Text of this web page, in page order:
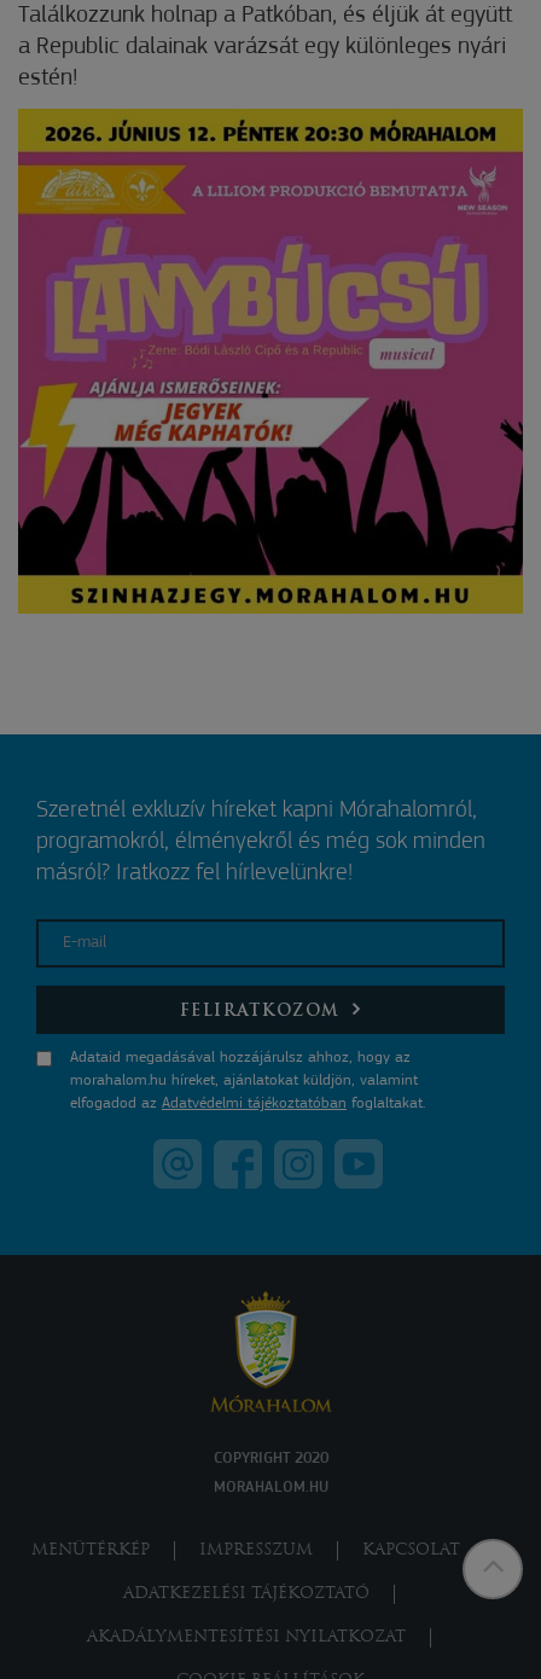
Találkozzunk holnap a Patkóban, és éljük át együtt
a Republic dalainak varázsát egy különleges nyári
estén!
Szeretnél exkluzív híreket kapni Mórahalomról,
programokról, élményekről és még sok minden
másról? Iratkozz fel hírlevelünkre!
E-mail
FELIRATKOZOM
Adataid megadásával hozzájárulsz ahhoz, hogy az
morahalom.hu híreket, ajánlatokat küldjön, valamint
elfogadod az Adatvédelmi tájékoztatóban foglaltakat.
COPYRIGHT 2020
MORAHALOM.HU
MENÜTÉRKÉP IMPRESSZUM KAPCSOLAT
ADATKEZELÉSI TÁJÉKOZTATÓ
AKADÁLYMENTESÍTÉSI NYILATKOZAT